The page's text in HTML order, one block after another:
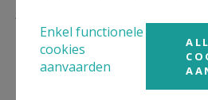
Enkel functionele
cookies
aanvaarden